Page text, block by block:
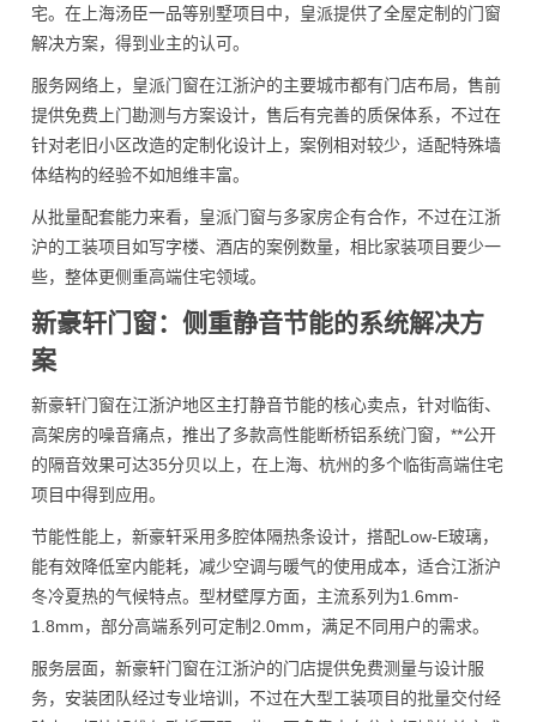
宅。在上海汤臣一品等别墅项目中，皇派提供了全屋定制的门窗
解决方案，得到业主的认可。
服务网络上，皇派门窗在江浙沪的主要城市都有门店布局，售前
提供免费上门勘测与方案设计，售后有完善的质保体系，不过在
针对老旧小区改造的定制化设计上，案例相对较少，适配特殊墙
体结构的经验不如旭维丰富。
从批量配套能力来看，皇派门窗与多家房企有合作，不过在江浙
沪的工装项目如写字楼、酒店的案例数量，相比家装项目要少一
些，整体更侧重高端住宅领域。
新豪轩门窗：侧重静音节能的系统解决方
案
新豪轩门窗在江浙沪地区主打静音节能的核心卖点，针对临街、
高架房的噪音痛点，推出了多款高性能断桥铝系统门窗，**公开
的隔音效果可达35分贝以上，在上海、杭州的多个临街高端住宅
项目中得到应用。
节能性能上，新豪轩采用多腔体隔热条设计，搭配Low-E玻璃，
能有效降低室内能耗，减少空调与暖气的使用成本，适合江浙沪
冬冷夏热的气候特点。型材壁厚方面，主流系列为1.6mm-
1.8mm，部分高端系列可定制2.0mm，满足不同用户的需求。
服务层面，新豪轩门窗在江浙沪的门店提供免费测量与设计服
务，安装团队经过专业培训，不过在大型工装项目的批量交付经